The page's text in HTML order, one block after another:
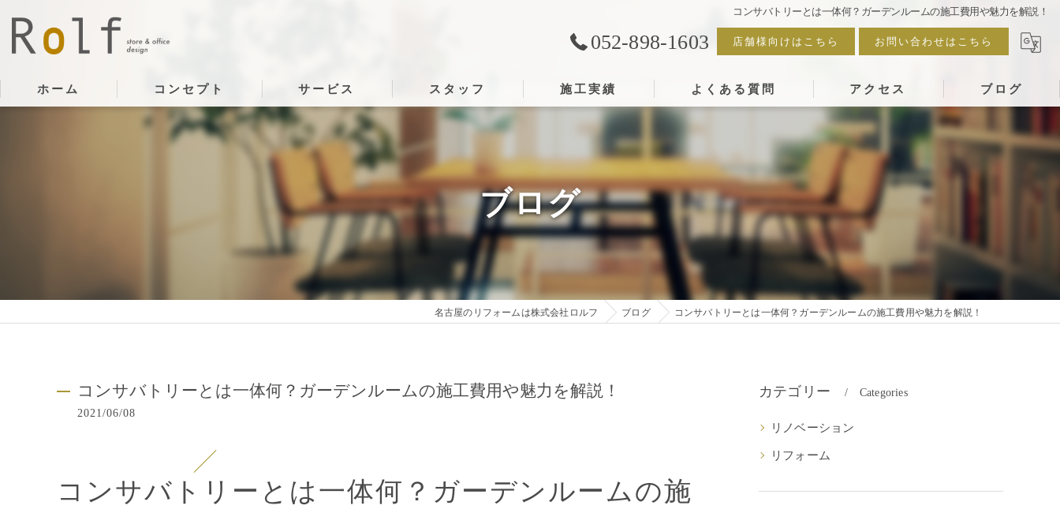
コンサバトリーとは一体何？ガーデンルームの施工費用や魅力を解説！
052-898-1603 店舗様向けはこちら お問い合わせはこちら
ホーム コンセプト サービス スタッフ 施工実績 よくある質問 アクセス ブログ
ブログ
名古屋のリフォームは株式会社ロルフ ブログ コンサバトリーとは一体何？ガーデンルームの施工費用や魅力を解説！
コンサバトリーとは一体何？ガーデンルームの施工費用や魅力を解説！
2021/06/08
コンサバトリーとは一体何？ガーデンルームの施
カテゴリー Categories
リノベーション
リフォーム